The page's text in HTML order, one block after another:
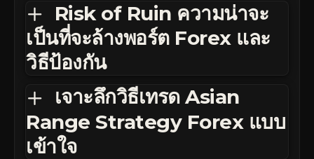
Risk of Ruin ความน่าจะ
เป็นที่จะล้างพอร์ต Forex และ
วิธีป้องกัน
เจาะลึกวิธีเทรด Asian
Range Strategy Forex แบบ
เข้าใจ